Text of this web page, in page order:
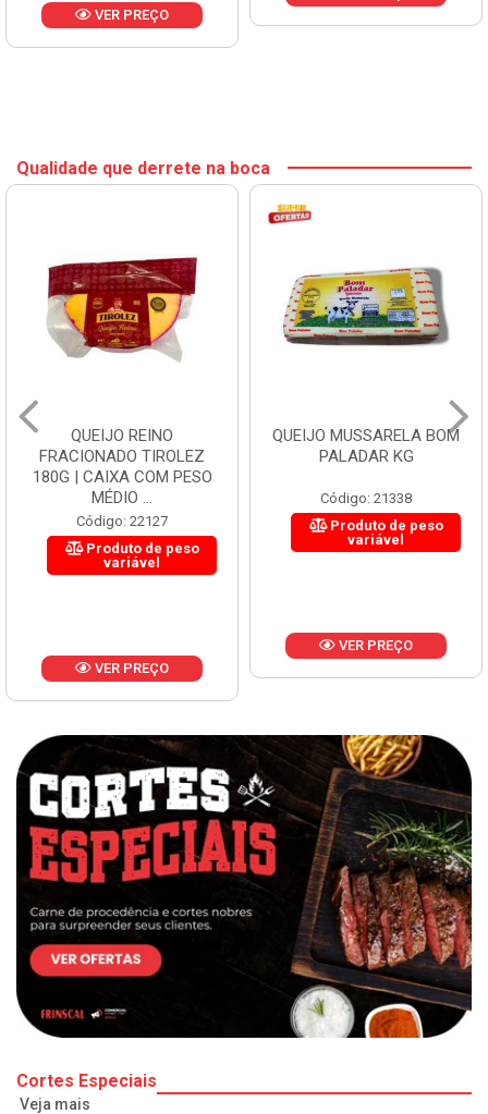
VER PREÇO
Qualidade que derrete na boca
QUEIJO REINO
FRACIONADO TIROLEZ
180G | CAIXA COM PESO
MÉDIO ...
Código: 22127
Produto de peso
variável
VER PREÇO
QUEIJO MUSSARELA BOM
PALADAR KG
Código: 21338
Produto de peso
variável
VER PREÇO
Cortes Especiais
Veja mais